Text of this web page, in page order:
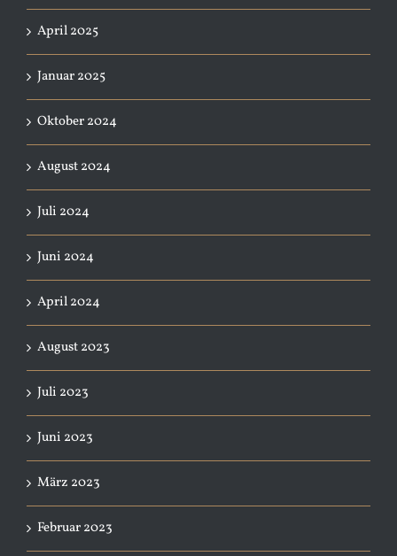
April 2025
Januar 2025
Oktober 2024
August 2024
Juli 2024
Juni 2024
April 2024
August 2023
Juli 2023
Juni 2023
März 2023
Februar 2023